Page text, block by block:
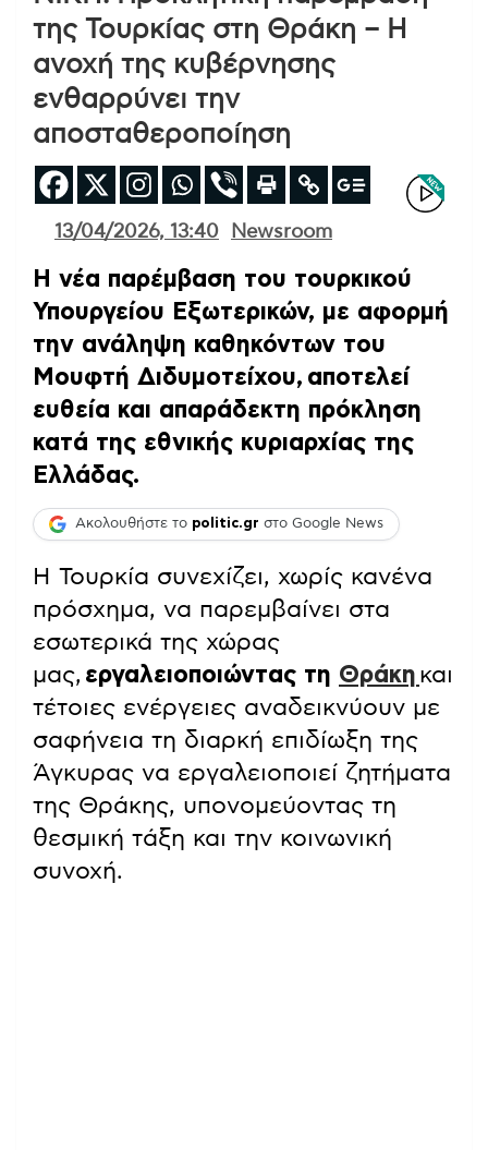
της Τουρκίας στη Θράκη – Η
ανοχή της κυβέρνησης
ενθαρρύνει την
αποσταθεροποίηση
13/04/2026, 13:40 Newsroom
Η νέα παρέμβαση του τουρκικού
Υπουργείου Εξωτερικών, με αφορμή
την ανάληψη καθηκόντων του
Μουφτή Διδυμοτείχου, αποτελεί
ευθεία και απαράδεκτη πρόκληση
κατά της εθνικής κυριαρχίας της
Ελλάδας.
Ακολουθήστε το politic.gr στο Google News
Η Τουρκία συνεχίζει, χωρίς κανένα
πρόσχημα, να παρεμβαίνει στα
εσωτερικά της χώρας
μας, εργαλειοποιώντας τη Θράκη και
τέτοιες ενέργειες αναδεικνύουν με
σαφήνεια τη διαρκή επιδίωξη της
Άγκυρας να εργαλειοποιεί ζητήματα
της Θράκης, υπονομεύοντας τη
θεσμική τάξη και την κοινωνική
συνοχή.